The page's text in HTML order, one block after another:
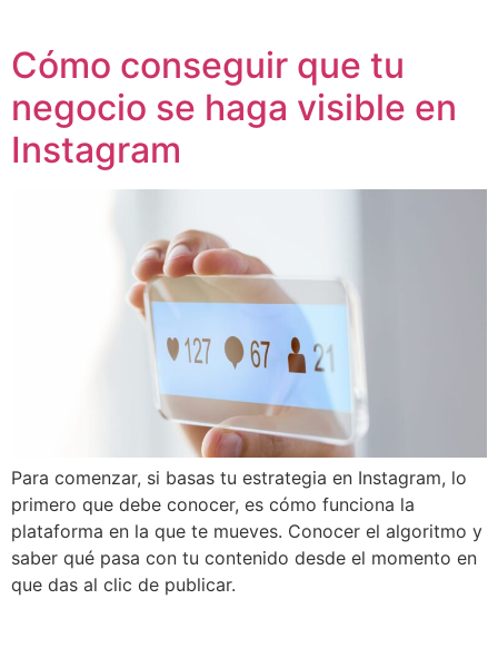
Cómo conseguir que tu
negocio se haga visible en
Instagram
Para comenzar, si basas tu estrategia en Instagram, lo
primero que debe conocer, es cómo funciona la
plataforma en la que te mueves. Conocer el algoritmo y
saber qué pasa con tu contenido desde el momento en
que das al clic de publicar.